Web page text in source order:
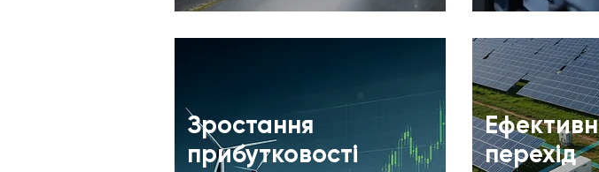
Зростання
прибутковості
перехід